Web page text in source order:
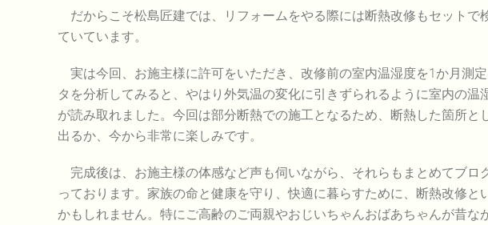
だからこそ松島匠建では、リフォームをやる際には断熱改修もセットで
ていています。
実は今回、お施主様に許可をいただき、改修前の室内温湿度を1か月測
タを分析してみると、やはり外気温の変化に引きずられるように室内の温
が読み取れました。今回は部分断熱での施工となるため、断熱した箇所と
出るか、今から非常に楽しみです。
完成後は、お施主様の体感など声も伺いながら、それらもまとめてブロ
っております。家族の命と健康を守り、快適に暮らすために、断熱改修と
かもしれません。特にご高齢のご両親やおじいちゃんおばあちゃんが昔な